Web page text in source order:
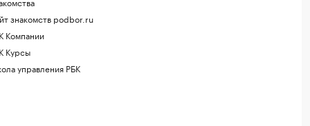
знакомств podbor.ru
Компании
Курсы
управления РБК